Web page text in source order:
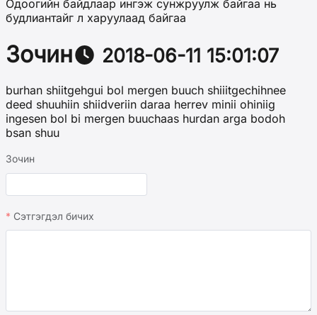
Одоогийн байдлаар ингэж сунжруулж байгаа нь
будлиантайг л харуулаад байгаа
Зочин 2018-06-11 15:01:07
burhan shiitgehgui bol mergen buuch shiiitgechihnee
deed shuuhiin shiidveriin daraa herrev minii ohiniig
ingesen bol bi mergen buuchaas hurdan arga bodoh
bsan shuu
Зочин
Сэтгэгдэл бичих